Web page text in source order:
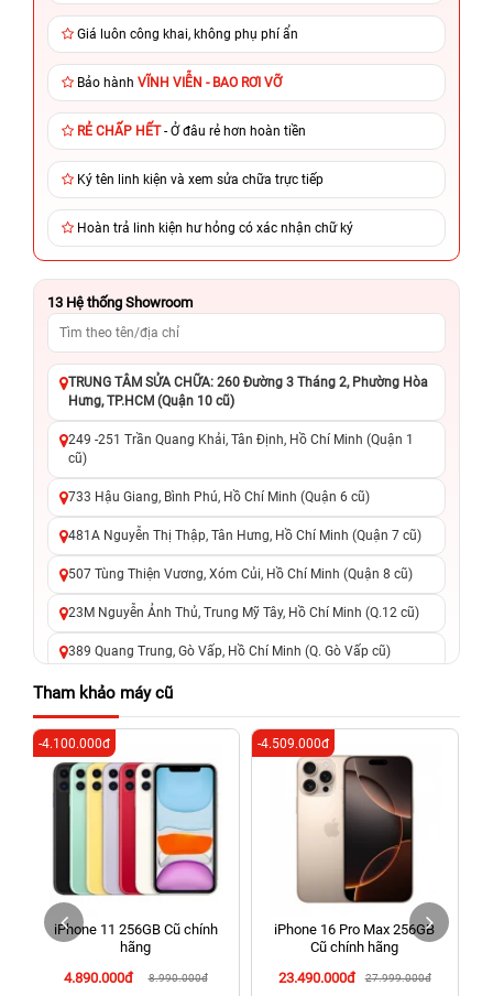
Giá luôn công khai, không phụ phí ẩn
Bảo hành VĨNH VIỄN - BAO RƠI VỠ
RẺ CHẤP HẾT- Ở đâu rẻ hơn hoàn tiền
Ký tên linh kiện và xem sửa chữa trực tiếp
Hoàn trả linh kiện hư hỏng có xác nhận chữ ký
13 Hệ thống Showroom
TRUNG TÂM SỬA CHỮA: 260 Đường 3 Tháng 2, Phường Hòa
Hưng, TP.HCM (Quận 10 cũ)
249 -251 Trần Quang Khải, Tân Định, Hồ Chí Minh (Quận 1
cũ)
733 Hậu Giang, Bình Phú, Hồ Chí Minh (Quận 6 cũ)
481A Nguyễn Thị Thập, Tân Hưng, Hồ Chí Minh (Quận 7 cũ)
507 Tùng Thiện Vương, Xóm Củi, Hồ Chí Minh (Quận 8 cũ)
23M Nguyễn Ảnh Thủ, Trung Mỹ Tây, Hồ Chí Minh (Q.12 cũ)
389 Quang Trung, Gò Vấp, Hồ Chí Minh (Q. Gò Vấp cũ)
625 - 625A Âu Cơ, Tân Phú, Hồ Chí Minh (Quận Tân Phú cũ)
326 Lê Văn Việt, Tăng Nhơn Phú, Hồ Chí Minh (Q.9 TP. Thủ
Đức cũ)
256 Võ Văn Ngân, Thủ Đức, Hồ Chí Minh (Bình Thọ, TP. Thủ
Đức Cũ)
70 Nguyễn An Ninh, Dĩ An, Hồ Chí Minh (Bình Dương Cũ)
24h Vũng Tàu: 162A Ba Cu, Vũng Tàu, Hồ Chí Minh (TP. Vũng
Tàu cũ)
198 Hoàng Văn Thụ, Tân Sơn Nhất, Hồ Chí Minh (Tân Bình
Tham khảo máy cũ
iPhone 11 256GB Cũ chính
hãng
4.890.000đ
8.990.000đ
-4.100.000đ
iPhone 16 Pro Max 256GB
Cũ chính hãng
23.490.000đ
27.999.000đ
-4.509.000đ